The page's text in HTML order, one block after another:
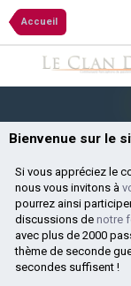
Accueil
Bienvenue sur le
Si vous appréciez le
nous vous invitons à
pourrez ainsi
discussions de notre
avec plus de 2000
thème de seconde
secondes suffisent !